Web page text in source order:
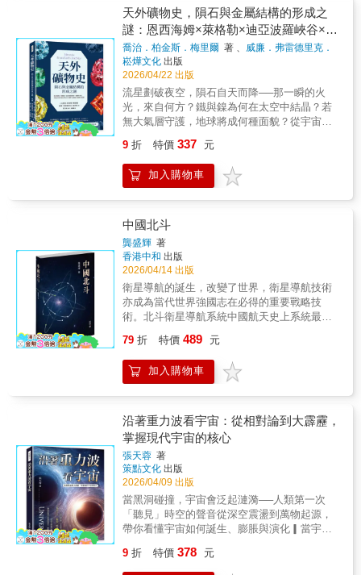
年研究的精華，更是台灣推動「抗高溫調適」
的重要行動紀錄。——環境部部長 彭啟明林
子平教授懷抱對土地與環境的熱愛，讓科學解
方成為一種數據冷靜，將親力親為的實測參
數，轉化為政府與民間都聽得懂、好執行、好
管理也好驗收的評估數據，讓都市熱島成為眾
所關心的民生議題，讓城市降溫成為全民能夠
參與的行動。——資深紀錄片導演／本書隨行
影像記錄 黃至琦本書不只是氣候科學的紀
實，更是一場關於城市體感的設計革命。林子
平教授精準地將枯燥的數據轉化為鮮活的城市
料理，讓我們看見科學如何透過設計介入，轉
化為公共治理的具體行動。——台灣設計研究
上，我們需要林子平教授如此「有溫度」的研
究視角，不只提供城市建築與空間降溫的專業
建言，更提醒我們：真正美好宜居的城市，應
在高溫下讓每個人都能被守護。——台灣綠能
公益發展協會理事長 陳惠萍我覺得這本書最
吸引人的，是林子平教授以「人」為核心的科
學視角。體感溫度、步行速度不只是數據，而
通，也始終以人為出發點，這樣的人本思維在
識：那些你想知道的震事》副總編輯 潘昌志
（阿樹老師）「為什麼有些街道走起來特別
涼？」這是一個能引起共鳴的問題，因為多數
人都有過相同經驗。本書提供了當前綠色建築
與社區發展的關鍵觀念，也回應了都市降溫與
氣候調適的整體需求。在氣候變遷影響日益嚴
峻的時代，是全民都應關心並理解的議題。
——前中央氣象局局長 鄭明典這不僅是一本
談氣候的書，更是一場帶領讀者用身體「感受
城市」的旅程。林子平教授將複雜的都市熱
島、風環境與遮蔭設計，轉化為清晰易懂的觀
念與行動方案，讓「都市降溫」不再只是口
學會理事長 鄭泰昇
是骨骼，河川是血液，潮汐是呼吸……顛覆想
像的地球科普巔峰傑作50年前，首次有科學家
提出「蓋婭假說」，認為地球是「活的」，卻
遭到主流科學界群起譏諷。直到現在，這項假
說才真正獲得科學界證實！在本書中，賈布爾
以岩石、海洋、大氣三大元素為架構，描繪出
一個會呼吸、新陳代謝，甚至因發燒而啟動修
復機制的活體星球。生命不只是單向地適應環
小細菌、渺小卻主宰海洋的浮游生物，到教會
河流「蜿蜒」的古老植物，乃至於改變氣候與
地貌的巨型猛獁象……跟隨賈布爾的第一人稱
視角，我們將跳脫適者生存的觀點，見證生命
改造地球的演化史詩！▋在亞馬遜雨林裡，生
命跳起了「求雨舞」樹木與植物會主動創造雨
水來滋潤自己──透過向天空釋放水氣、氣態物
質、花粉與細菌，植物「召喚」來了雨水。▋
微生物從海底「撈」起了大陸地球最初是完全
被海洋覆蓋的「水世界」，微生物化身「地質
工程師」，軟化堅硬的海底地殼，加速水分灌
入地函深處和岩漿噴發，從深海中抬起了今日
你我腳下廣袤的花崗岩大陸。▋「塑食者」的
誕生──生命能從塑膠汲取養分？人類汙染不斷
象的韌性，除了催生出前所未見的地質結構，
某些生命竟開始能以塑膠為食、為家。▋海洋
生物為自己抹上了一層「防曬霜」當烈陽照射
水氣聚攏成雲，為自己遮擋陽光。▋改變氣候
的猛獁象猛獁象的日常漫步與覓食，踏碎了地
表會吸熱的積雪層，讓封鎖著溫室氣體的永凍
土直面凜冬，維持封凍──牠們拖著沉重的步
伐，為自身踏出了一顆冰涼宜居的星球。本書
特色★收錄35張珍貴彩圖：直擊極端地貌與微
觀生態，還原壯闊的科學與生命探索現場★作
者親製「地球演化圓盤年表」：將35億年的地
譜，展現生命如何一步步改寫地球
結。瑪希婭．貝約內魯以溫柔卻也急切的筆
觸，帶領我們走近那些被視為「無聲」的山脈
與大氣。在她的眼中，每一塊飽經滄桑的變質
岩、封存於古老冰晶中的微小氣泡，或一層堆
疊萬載的沉積物，都是大地的日記：不僅記錄
著行星初生時的壯烈火光，也映照出大氣成分
的吐納轉變，以及冰川消融、海平面升降的無
聲變遷。當我們學會傾聽山脈的節奏、讀懂大
氣的脈動，將會明白：人類始終與這塊大地休
戚與共。唯有找回對時間尺度的敬畏，我們才
遽的環境變遷中，為後代鑿出一條永續之路。
本書榮獲：2022年第11屆吳大猷科普著作獎翻
譯類佳作、2019年美國出版商協會大眾科學與
出學術寫作作品、2018 EcoLit Books最佳環境
寫作選書入圍：2019年美國筆會／E．O．威爾
遜文學科學寫作獎初選、《洛杉磯時報》科學
暨科技圖書獎決選、美國大學優等生聯誼會
（Phi Beta Kappa）科學圖書獎決選國立中正
大學地球與環境科學系專任教授 李元希國立
臺灣大學地質學系退休專任教授 陳文山作
黃貞祥科普作家、《震識：那些你想知道的震
事》副總編輯 潘昌志（阿樹老師）EarthWed
成長社群、中山大學附中地科老師 謝隆欽
——好評推薦（依姓氏筆畫序）各界好評：本
由解讀礦物、岩石、化石與地質構造，從萬卷
書般的地殼史書中鉤玄提要，也表露地質人的
細膩心曲與壯闊宏觀。序言和第一章就引人入
勝，處處珠璣；後續的章節娓娓道出地質時間
的深邃及其認知過程、地球演化史中的重要轉
折，以及現今「人類世」的關鍵抉擇，長長的
地球史詩化身於短短的一本書。上乘散文般的
敘事，連綴著動人的感悟故事與聯想比喻，帶
我們縱橫地球的綿長古今與浩瀚天地。——吳
大猷科普著作獎評審代表／臺灣地質科學學
者、臺灣大學地質科學系教授 魏國彥此書讓
天外礦物史，隕石與金屬結構的形成之
謎：恩西海姆×萊格勒×迪亞波羅峽谷×霍
爾布魯克……從迷信崇拜到化學分析，揭
開「石頭從天而降」的真相
喬治．柏金斯．梅里爾 著 、 威廉．弗雷德里克．
福沙格（William Frederick Foshag）
崧燁文化 出版
2026/04/22 出版
流星劃破夜空，隕石自天而降──那一瞬的火
光，來自何方？鐵與鎳為何在太空中結晶？若
無大氣層守護，地球將成何種面貌？從宇宙塵
生成的秩序與奧祕！【探索隕石奧祕與寶石生
成的科學全貌】本書為美國史密森學會經典科
普叢書之一，全書分為上下兩篇，共十六章。
轉向寶石與寶石礦物，從晶體生長機制談起，
延伸至切割工藝、收藏文化與人文象徵。透過
詳實的標本研究與圖像說明，本書將來自太空
與地底的物質故事，串聯為一部完整的自然
史。▎來自宇宙的訪客：隕石的墜落與構造作
者以親身目睹火球掠空的經驗開場，引導讀者
理解流星與隕石的差異，並說明其進入大氣層
時產生的燃燒、爆裂與聲響現象。書中列舉世
界各地著名隕石與隕石雨案例，分析其重量、
表面的差異，說明大氣層的保護作用。在成分
方面，詳細介紹鐵隕石中的鐵紋石、鎳紋石與
魏德曼花紋結構，以及橄欖石、輝石等礦物組
研究太陽系早期歷史提供關鍵線索。▎晶體的
誕生：寶石生成的自然法則下篇轉入寶石世
界，從晶體的幾何結構與生長條件談起，說明
水在礦物形成中的關鍵角色，以及溫度與壓力
對晶體發育的影響。綠松石、祖母綠、黃玉、
電氣石與鑽石等礦物，皆在不同環境中孕育而
成。作者透過圖示與實例，闡明晶面排列與結
構對光澤與色彩的影響，使讀者理解寶石之美
收藏與文化：礦物在人類文明中的位置本書亦
探討礦物標本的收藏歷史與博物館研究價值，
9 折 特價 337 元
加入購物車
中國北斗
龔盛輝 著
香港中和 出版
2026/04/14 出版
衛星導航的誕生，改變了世界，衛星導航技術
亦成為當代世界強國志在必得的重要戰略技
術。北斗衛星導航系統中國航天史上系統最龐
最長的航天工程之一，由此展開。從1994年中
國做出重要決策，研製發展獨立自主的北斗衛
星導航系統，至2020年北斗衛星導航系統第五
座部署全面完成??本書記述了圍繞北斗系統的
中國科技人員二十六年的砥礪奮進、開拓創
新，也展現了中國北斗衛星導航系統二十六年
的壯闊航路。
79 折 特價 489 元
加入購物車
沿著重力波看宇宙：從相對論到大霹靂，
掌握現代宇宙的核心
張天蓉 著
策點文化 出版
2026/04/09 出版
當黑洞碰撞，宇宙會泛起漣漪──人類第一次
「聽見」時空的聲音從深空震盪到萬物起源，
帶你看懂宇宙如何誕生、膨脹與演化▎當宇宙
正理解宇宙的結構與命運，卻只是近代科學的
成果。當重力波被探測到的那一刻，宇宙不再
9 折 特價 378 元